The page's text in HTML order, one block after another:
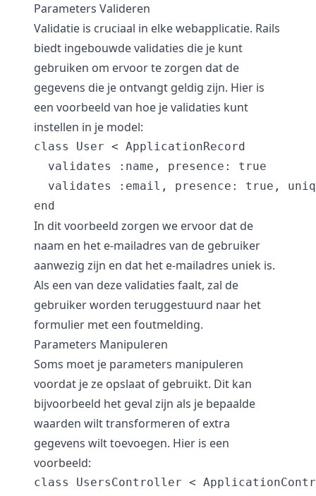
Parameters Valideren
Validatie is cruciaal in elke webapplicatie. Rails
biedt ingebouwde validaties die je kunt
gebruiken om ervoor te zorgen dat de
gegevens die je ontvangt geldig zijn. Hier is
een voorbeeld van hoe je validaties kunt
instellen in je model:
class User < ApplicationRecord
  validates :name, presence: true
validates :email, presence: true,
In dit voorbeeld zorgen we ervoor dat de
naam en het e-mailadres van de gebruiker
aanwezig zijn en dat het e-mailadres uniek is.
Als een van deze validaties faalt, zal de
gebruiker worden teruggestuurd naar het
formulier met een foutmelding.
Parameters Manipuleren
Soms moet je parameters manipuleren
voordat je ze opslaat of gebruikt. Dit kan
bijvoorbeeld het geval zijn als je bepaalde
waarden wilt transformeren of extra
gegevens wilt toevoegen. Hier is een
voorbeeld:
class UsersController <